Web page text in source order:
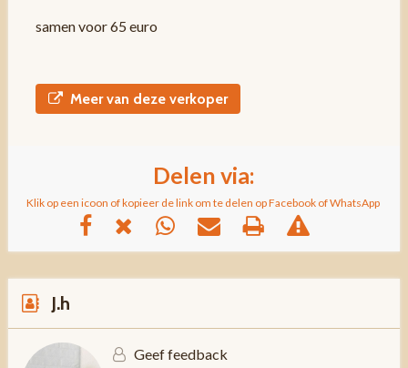
samen voor 65 euro
Meer van deze verkoper
Delen via:
Klik op een icoon of kopieer de link om te delen op Facebook of WhatsApp
J.h
Geef feedback